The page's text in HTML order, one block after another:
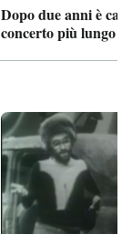
Dopo due anni è
concerto più lungo